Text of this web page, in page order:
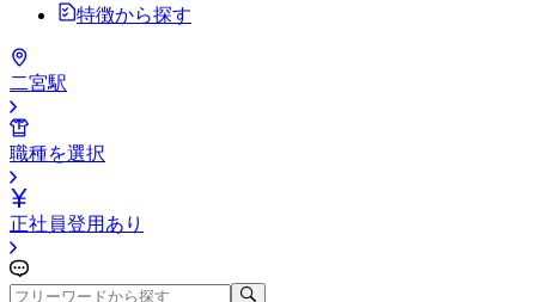
特徴から探す
二宮駅
職種を選択
正社員登用あり